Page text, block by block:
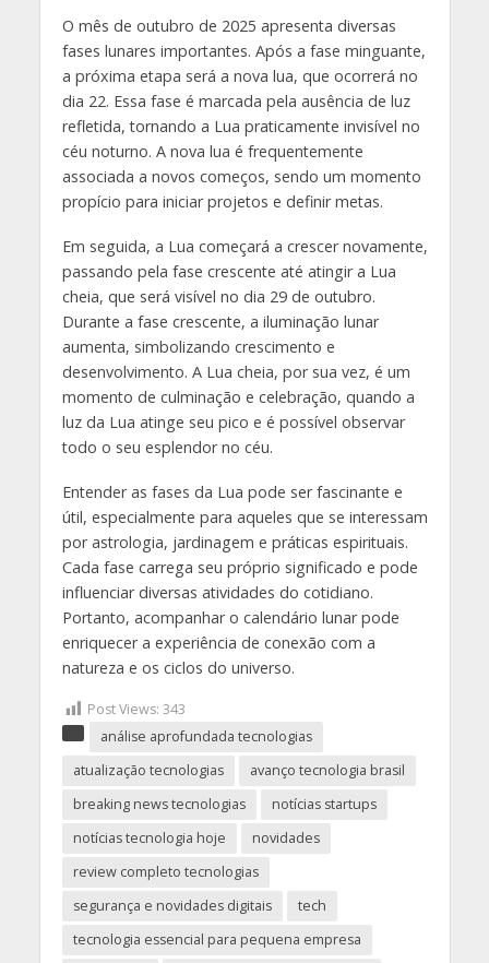
O mês de outubro de 2025 apresenta diversas
fases lunares importantes. Após a fase minguante,
a próxima etapa será a nova lua, que ocorrerá no
dia 22. Essa fase é marcada pela ausência de luz
refletida, tornando a Lua praticamente invisível no
céu noturno. A nova lua é frequentemente
associada a novos começos, sendo um momento
propício para iniciar projetos e definir metas.
Em seguida, a Lua começará a crescer novamente,
passando pela fase crescente até atingir a Lua
cheia, que será visível no dia 29 de outubro.
Durante a fase crescente, a iluminação lunar
aumenta, simbolizando crescimento e
desenvolvimento. A Lua cheia, por sua vez, é um
momento de culminação e celebração, quando a
luz da Lua atinge seu pico e é possível observar
todo o seu esplendor no céu.
Entender as fases da Lua pode ser fascinante e
útil, especialmente para aqueles que se interessam
por astrologia, jardinagem e práticas espirituais.
Cada fase carrega seu próprio significado e pode
influenciar diversas atividades do cotidiano.
Portanto, acompanhar o calendário lunar pode
enriquecer a experiência de conexão com a
natureza e os ciclos do universo.
Post Views: 343
análise aprofundada tecnologias
atualização tecnologias
avanço tecnologia brasil
breaking news tecnologias
notícias startups
notícias tecnologia hoje
novidades
review completo tecnologias
segurança e novidades digitais
tech
tecnologia essencial para pequena empresa